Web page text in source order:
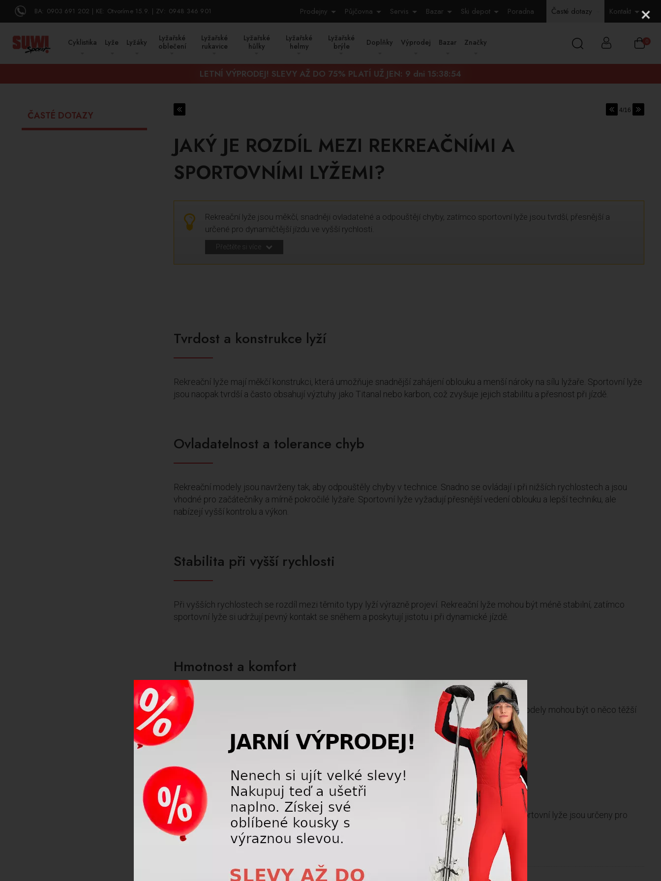
BA: 0903 691 202 KE: Otvoríme 15.9. ZV: 0948 346 901
0
Prodejny Půjčovna Servis Bazar Ski depot Poradna Časté dotazy Kontakt
Cyklistika Lyže Lyžáky
Lyžařské
oblečení
Lyžařské
rukavice
Lyžařské
hůlky
Lyžařské
helmy
Lyžařské
brýle
Doplňky Výprodej Bazar Značky
LETNÍ VÝPRODEJ! SLEVY AŽ DO 75% PLATÍ UŽ JEN: 9 dni 15:38:53
4/16
JAKÝ JE ROZDÍL MEZI REKREAČNÍMI A
SPORTOVNÍMI LYŽEMI?
Rekreační lyže jsou měkčí, snadněji ovladatelné a odpouštějí chyby, zatímco sportovní lyže jsou tvrdší, přesnější a
určené pro dynamičtější jízdu ve vyšší rychlosti.
Přečtěte si více
Tvrdost a konstrukce lyží
Rekreační lyže mají měkčí konstrukci, která umožňuje snadnější zahájení oblouku a menší nároky na sílu lyžaře. Sportovní lyže
jsou naopak tvrdší a často obsahují výztuhy jako Titanal nebo karbon, což zvyšuje jejich stabilitu a přesnost při jízdě.
Ovladatelnost a tolerance chyb
Rekreační modely jsou navrženy tak, aby odpouštěly chyby v technice. Snadno se ovládají i při nižších rychlostech a jsou
vhodné pro začátečníky a mírně pokročilé lyžaře. Sportovní lyže vyžadují přesnější vedení oblouku a lepší techniku, ale
nabízejí vyšší kontrolu a výkon.
Stabilita při vyšší rychlosti
Při vyšších rychlostech se rozdíl mezi těmito typy lyží výrazně projeví. Rekreační lyže mohou být méně stabilní, zatímco
sportovní lyže si udržují pevný kontakt se sněhem a poskytují jistotu i při dynamické jízdě.
Hmotnost a komfort
Rekreační lyže bývají často lehčí, což snižuje únavu během celodenního lyžování. Sportovní modely mohou být o něco těžší
kvůli pevnější konstrukci, ale nabízejí lepší přenos energie a přesnější reakce.
Pro koho jsou jednotlivé typy vhodné
Rekreační lyže jsou ideální pro začátečníky, rodiny nebo lyžaře, kteří preferují klidnou jízdu. Sportovní lyže jsou určeny pro
pokročilé lyžaře, kteří chtějí jezdit rychleji, přesněji a využít plný potenciál carvingu.
ČASTÉ DOTAZY